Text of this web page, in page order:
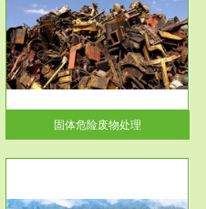
固体危险废物处理